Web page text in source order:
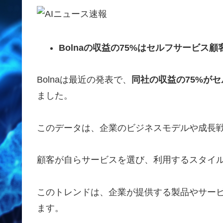
Bolnaの収益の75%はセルフサービス顧
Bolnaは最近の発表で、
同社の収益の75%が
ました。
このデータは、企業のビジネスモデルや成長
顧客が自らサービスを選び、利用するスタイ
このトレンドは、企業が提供する製品やサー
ます。